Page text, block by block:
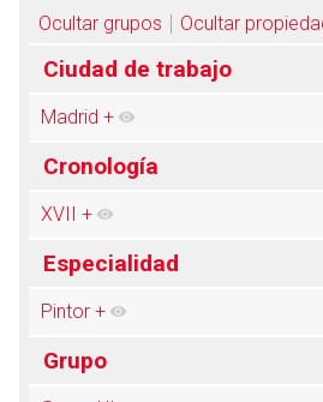
Ocultar grupos Ocultar
Ciudad de trabajo
Madrid +
Cronología
XVII +
Especialidad
Pintor +
Grupo